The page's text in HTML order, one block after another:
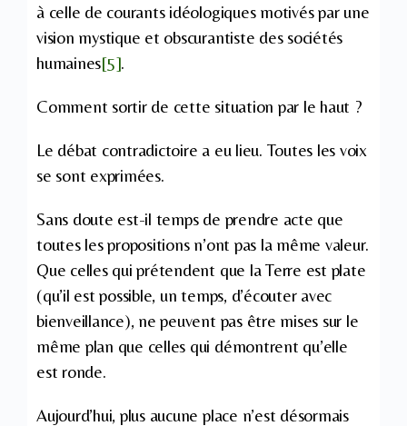
à celle de courants idéologiques motivés par une
vision mystique et obscurantiste des sociétés
humaines[5].
Comment sortir de cette situation par le haut ?
Le débat contradictoire a eu lieu. Toutes les voix
se sont exprimées.
Sans doute est-il temps de prendre acte que
toutes les propositions n’ont pas la même valeur.
Que celles qui prétendent que la Terre est plate
(qu’il est possible, un temps, d’écouter avec
bienveillance), ne peuvent pas être mises sur le
même plan que celles qui démontrent qu’elle
est ronde.
Aujourd’hui, plus aucune place n’est désormais